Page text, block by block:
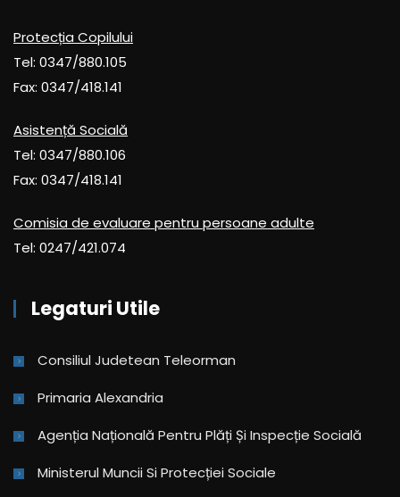
Protecția Copilului
Tel: 0347/880.105
Fax: 0347/418.141
Asistență Socială
Tel: 0347/880.106
Fax: 0347/418.141
Comisia de evaluare pentru persoane adulte
Tel: 0247/421.074
Legaturi Utile
Consiliul Judetean Teleorman
Primaria Alexandria
Agenția Națională Pentru Plăți Și Inspecție Socială
Ministerul Muncii Si Protecției Sociale